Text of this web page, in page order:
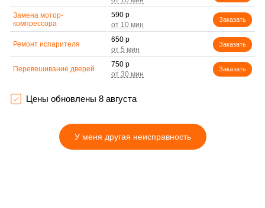
Замена мотор-
компрессора
590 р
Заказать
Ремонт испарителя
650 р
Заказать
Перевешивание дверей
750 р
Заказать
трубопровода
морозильного отделения
Прочистка дренажной
890 р
Цены обновлены 8 августа
У меня другая неисправность